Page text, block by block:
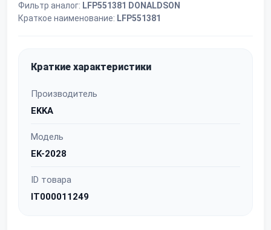
Фильтр аналог: LFP551381 DONALDSON
Краткое наименование: LFP551381
Краткие характеристики
Производитель
EKKA
Модель
EK-2028
ID товара
IT000011249